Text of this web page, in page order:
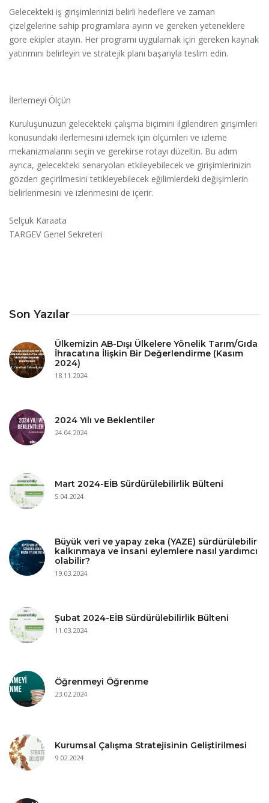
Son Yazılar
Ülkemizin AB-Dışı Ülkelere Yönelik Tarım/Gıda
İhracatına İlişkin Bir Değerlendirme (Kasım
2024)
18.11.2024
2024 Yılı ve Beklentiler
24.04.2024
Mart 2024-EİB Sürdürülebilirlik Bülteni
5.04.2024
Büyük veri ve yapay zeka (YAZE) sürdürülebilir
kalkınmaya ve insani eylemlere nasıl yardımcı
olabilir?
19.03.2024
Şubat 2024-EİB Sürdürülebilirlik Bülteni
11.03.2024
Öğrenmeyi Öğrenme
23.02.2024
Kurumsal Çalışma Stratejisinin Geliştirilmesi
9.02.2024
Gelecekteki iş girişimlerinizi belirli hedeflere ve zaman
çizelgelerine sahip programlara ayırın ve gereken yeteneklere
göre ekipler atayın. Her programı uygulamak için gereken kaynak
yatırımını belirleyin ve stratejik planı başarıyla teslim edin.
İlerlemeyi Ölçün
Kuruluşunuzun gelecekteki çalışma biçimini ilgilendiren girişimleri
konusundaki ilerlemesini izlemek için ölçümleri ve izleme
mekanizmalarını seçin ve gerekirse rotayı düzeltin. Bu adım
ayrıca, gelecekteki senaryoları etkileyebilecek ve girişimlerinizin
gözden geçirilmesini tetikleyebilecek eğilimlerdeki değişimlerin
belirlenmesini ve izlenmesini de içerir.
Selçuk Karaata
TARGEV Genel Sekreteri